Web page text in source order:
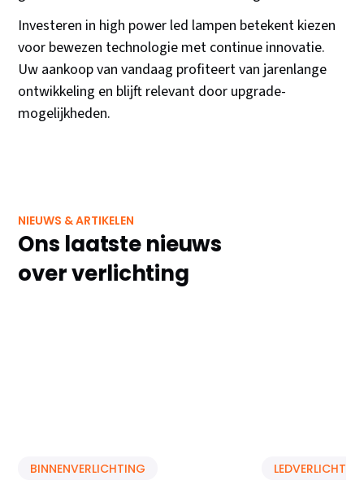
Investeren in high power led lampen betekent kiezen
voor bewezen technologie met continue innovatie.
Uw aankoop van vandaag profiteert van jarenlange
ontwikkeling en blijft relevant door upgrade-
mogelijkheden.
NIEUWS & ARTIKELEN
Ons laatste nieuws
over verlichting
BINNENVERLICHTING